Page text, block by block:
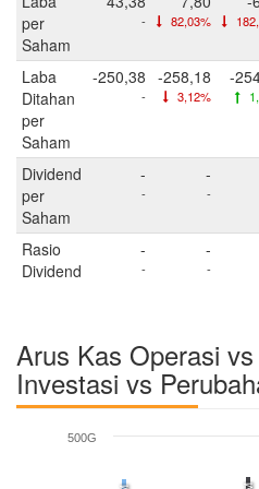
per
Saham
- 82,03%
Laba
Ditahan
per
Saham
-250,38
-
-258,18
3,12%
-
Dividend
per
Saham
-
-
-
-
Rasio
Dividend
-
-
-
-
Arus Kas Operasi
Investasi vs
500G